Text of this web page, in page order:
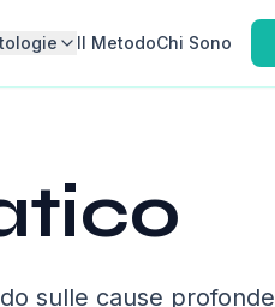
Il MetodoChi Sono
sulle cause profonde